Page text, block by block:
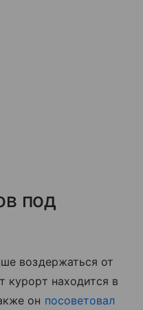
под
воздержаться от
курорт находится в
он посоветовал